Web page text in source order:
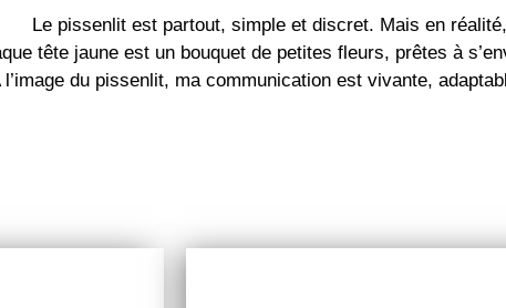
Le pissenlit est partout, simple et discret. Mais en
tête jaune est un bouquet de petites fleurs, prêtes à
l’image du pissenlit, ma communication est vivante,